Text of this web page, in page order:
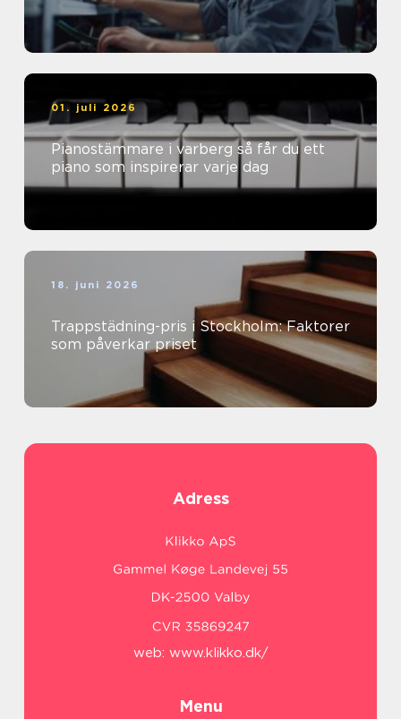
01. juli 2026
Pianostämmare i varberg så får du ett
piano som inspirerar varje dag
18. juni 2026
Trappstädning-pris i Stockholm: Faktorer
som påverkar priset
Adress
web: www.klikko.dk/
Menu